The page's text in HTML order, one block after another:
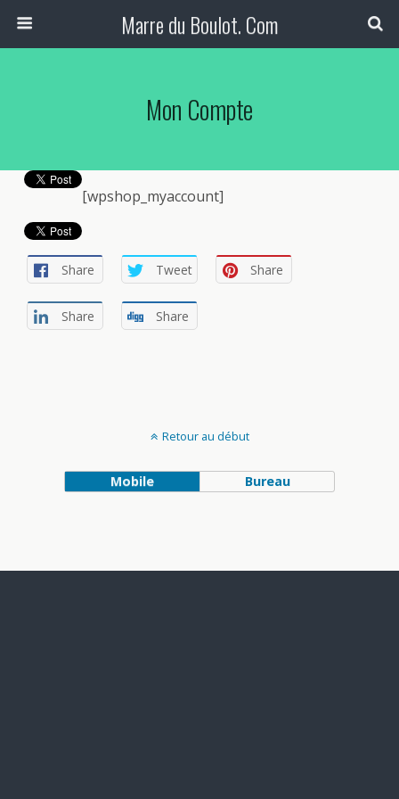
Marre du Boulot. Com
Mon Compte
[wpshop_myaccount]
Share Tweet Share
Share Share
Retour au début
Mobile Bureau